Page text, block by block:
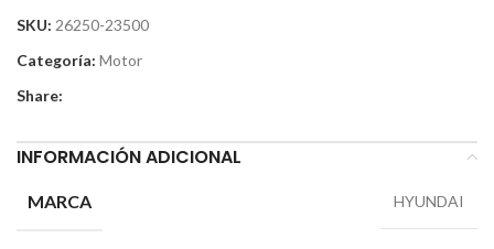
SKU: 26250-23500
Categoría: Motor
Share:
INFORMACIÓN ADICIONAL
MARCA HYUNDAI